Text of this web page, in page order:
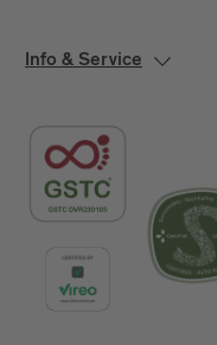
Info & Service